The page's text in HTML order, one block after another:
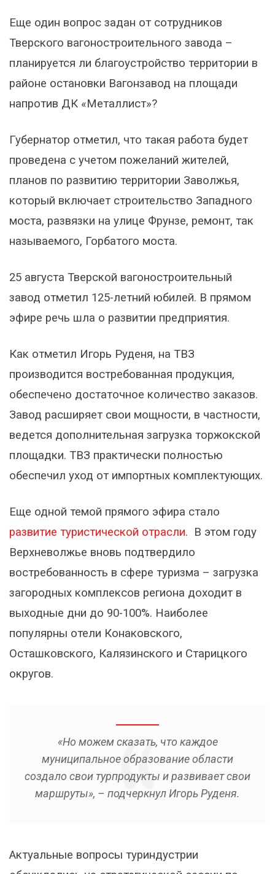
Еще один вопрос задан от сотрудников
Тверского вагоностроительного завода –
планируется ли благоустройство территории в
районе остановки Вагонзавод на площади
напротив ДК «Металлист»?
Губернатор отметил, что такая работа будет
проведена с учетом пожеланий жителей,
планов по развитию территории Заволжья,
который включает строительство Западного
моста, развязки на улице Фрунзе, ремонт, так
называемого, Горбатого моста.
25 августа Тверской вагоностроительный
завод отметил 125-летний юбилей. В прямом
эфире речь шла о развитии предприятия.
Как отметил Игорь Руденя, на ТВЗ
производится востребованная продукция,
обеспечено достаточное количество заказов.
Завод расширяет свои мощности, в частности,
ведется дополнительная загрузка торжокской
площадки. ТВЗ практически полностью
обеспечил уход от импортных комплектующих.
Еще одной темой прямого эфира стало
развитие туристической отрасли. В этом году
Верхневолжье вновь подтвердило
востребованность в сфере туризма – загрузка
загородных комплексов региона доходит в
выходные дни до 90-100%. Наиболее
популярны отели Конаковского,
Осташковского, Калязинского и Старицкого
округов.
«Но можем сказать, что каждое
муниципальное образование области
создало свои турпродукты и развивает свои
маршруты», – подчеркнул Игорь Руденя.
Актуальные вопросы туриндустрии